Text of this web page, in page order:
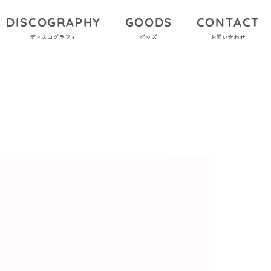
DISCOGRAPHY
ディスコグラフィ
GOODS
グッズ
CONTACT
お問い合わせ